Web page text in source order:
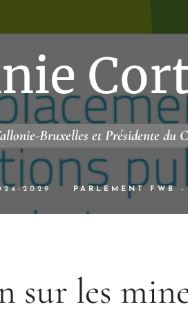
Bruxelles et Présidente du
2029 PARLEMENT FWB
sur les